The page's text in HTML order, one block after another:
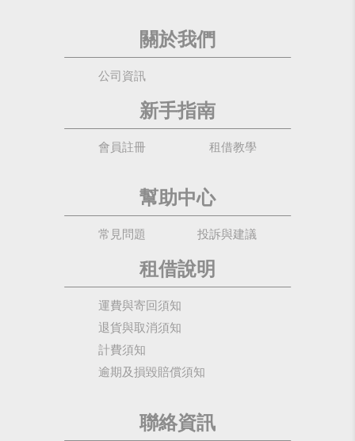
關於我們
公司資訊
新手指南
會員註冊 租借教學
幫助中心
常見問題 投訴與建議
租借說明
運費與寄回須知
退貨與取消須知
計費須知
逾期及損毀賠償須知
聯絡資訊